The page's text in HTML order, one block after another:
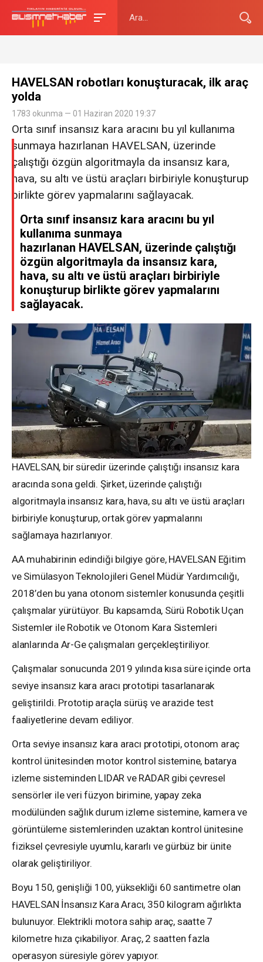
HAVELSAN robotları konuşturacak, ilk araç
yolda
1783 okunma — 01 Haziran 2020 19:37
Orta sınıf insansız kara aracını bu yıl kullanıma
sunmaya hazırlanan HAVELSAN, üzerinde
çalıştığı özgün algoritmayla da insansız kara,
hava, su altı ve üstü araçları birbiriyle konuşturup
birlikte görev yapmalarını sağlayacak.
Orta sınıf insansız kara aracını bu yıl
kullanıma sunmaya
hazırlanan HAVELSAN, üzerinde çalıştığı
özgün algoritmayla da insansız kara,
hava, su altı ve üstü araçları birbiriyle
konuşturup birlikte görev yapmalarını
sağlayacak.
HAVELSAN, bir süredir üzerinde çalıştığı insansız kara
aracında sona geldi. Şirket, üzerinde çalıştığı
algoritmayla insansız kara, hava, su altı ve üstü araçları
birbiriyle konuşturup, ortak görev yapmalarını
sağlamaya hazırlanıyor.
AA muhabirinin edindiği bilgiye göre, HAVELSAN Eğitim
ve Simülasyon Teknolojileri Genel Müdür Yardımcılığı,
2018’den bu yana otonom sistemler konusunda çeşitli
çalışmalar yürütüyor. Bu kapsamda, Sürü Robotik Uçan
Sistemler ile Robotik ve Otonom Kara Sistemleri
alanlarında Ar-Ge çalışmaları gerçekleştiriliyor.
Çalışmalar sonucunda 2019 yılında kısa süre içinde orta
seviye insansız kara aracı prototipi tasarlanarak
geliştirildi. Prototip araçla sürüş ve arazide test
faaliyetlerine devam ediliyor.
Orta seviye insansız kara aracı prototipi, otonom araç
kontrol ünitesinden motor kontrol sistemine, batarya
izleme sisteminden LIDAR ve RADAR gibi çevresel
sensörler ile veri füzyon birimine, yapay zeka
modülünden sağlık durum izleme sistemine, kamera ve
görüntüleme sistemlerinden uzaktan kontrol ünitesine
fiziksel çevresiyle uyumlu, kararlı ve gürbüz bir ünite
olarak geliştiriliyor.
Boyu 150, genişliği 100, yüksekliği 60 santimetre olan
HAVELSAN İnsansız Kara Aracı, 350 kilogram ağırlıkta
bulunuyor. Elektrikli motora sahip araç, saatte 7
kilometre hıza çıkabiliyor. Araç, 2 saatten fazla
operasyon süresiyle görev yapıyor.